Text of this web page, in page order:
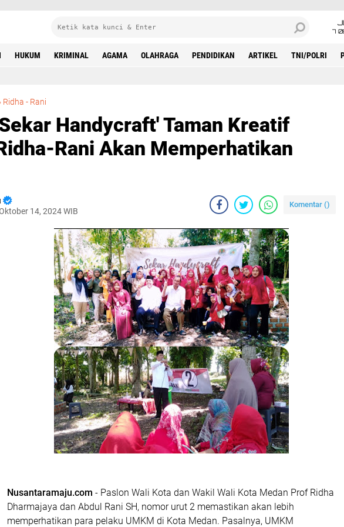
7
HUKUM KRIMINAL AGAMA OLAHRAGA PENDIDIKAN ARTIKEL TNI/POLRI
› Ridha - Rani
Handycraft' Taman Kreatif
Rani Akan Memperhatikan
14, 2024 WIB
Komentar ()
Nusantaramaju.com - Paslon Wali Kota dan Wakil Wali Kota Medan Prof Ridha
Dharmajaya dan Abdul Rani SH, nomor urut 2 memastikan akan lebih
memperhatikan para pelaku UMKM di Kota Medan. Pasalnya, UMKM